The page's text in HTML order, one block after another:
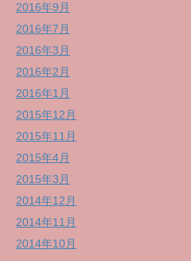
2016年9月
2016年7月
2016年3月
2016年2月
2016年1月
2015年12月
2015年11月
2015年4月
2015年3月
2014年12月
2014年11月
2014年10月